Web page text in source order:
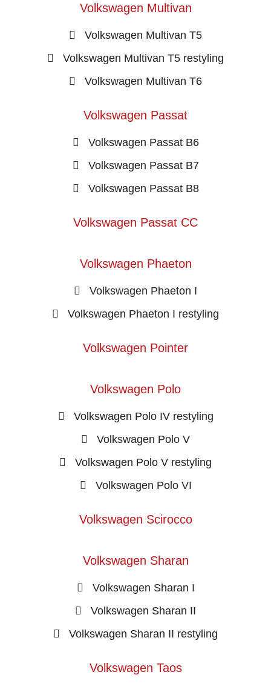
Volkswagen Multivan
Volkswagen Multivan T5
Volkswagen Multivan T5 restyling
Volkswagen Multivan T6
Volkswagen Passat
Volkswagen Passat B6
Volkswagen Passat B7
Volkswagen Passat B8
Volkswagen Passat CC
Volkswagen Phaeton
Volkswagen Phaeton I
Volkswagen Phaeton I restyling
Volkswagen Pointer
Volkswagen Polo
Volkswagen Polo IV restyling
Volkswagen Polo V
Volkswagen Polo V restyling
Volkswagen Polo VI
Volkswagen Scirocco
Volkswagen Sharan
Volkswagen Sharan I
Volkswagen Sharan II
Volkswagen Sharan II restyling
Volkswagen Taos